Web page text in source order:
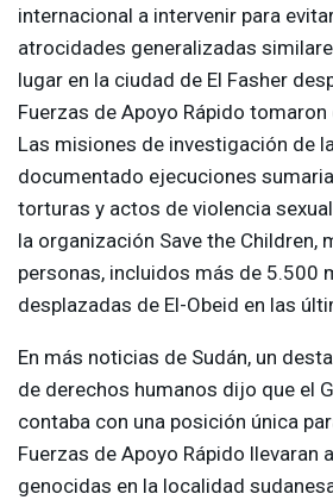
internacional a intervenir para
atrocidades generalizadas
lugar en la ciudad de El Fasher
Fuerzas de Apoyo Rápido
Las misiones de investigación de
documentado ejecuciones
torturas y actos de violencia
la organización Save the Children,
personas, incluidos más de 5.500
desplazadas de El-Obeid en las
En más noticias de Sudán, un
de derechos humanos dijo que el
contaba con una posición única
Fuerzas de Apoyo Rápido llevaran
genocidas en la localidad